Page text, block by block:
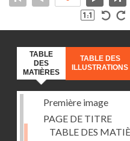
TABLE
DES
MATIÈRES
TABLE DES
ILLUSTRATIONS
Première image
PAGE DE TITRE
TABLE DES